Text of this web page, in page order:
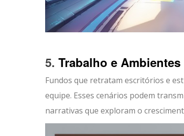
5. Trabalho e
Fundos que retratam escritórios e
equipe. Esses cenários podem
narrativas que exploram o